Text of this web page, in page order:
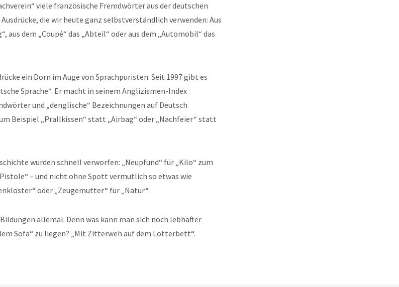
viele französische Fremdwörter aus der deutschen
die wir heute ganz selbstverständlich verwenden: Aus
aus dem „Coupé“ das „Abteil“ oder aus dem „Automobil“ das
ein Dorn im Auge von Sprachpuristen. Seit 1997 gibt es
Sprache“. Er macht in seinem Anglizismen-Index
und „denglische“ Bezeichnungen auf Deutsch
Beispiel „Prallkissen“ statt „Airbag“ oder „Nachfeier“ statt
wurden schnell verworfen: „Neupfund“ für „Kilo“ zum
– und nicht ohne Spott vermutlich so etwas wie
oder „Zeugemutter“ für „Natur“.
allemal. Denn was kann man sich noch lebhafter
Sofa“ zu liegen? „Mit Zitterweh auf dem Lotterbett“.